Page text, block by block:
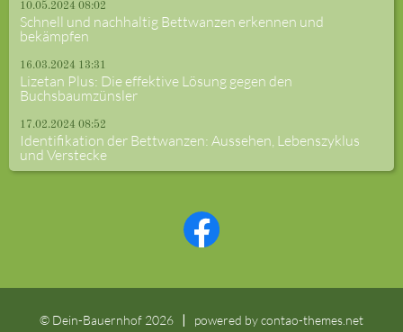
10.05.2024 08:02
Schnell und nachhaltig Bettwanzen erkennen und
bekämpfen
16.03.2024 13:31
Lizetan Plus: Die effektive Lösung gegen den
Buchsbaumzünsler
17.02.2024 08:52
Identifikation der Bettwanzen: Aussehen, Lebenszyklus
und Verstecke
© Dein-Bauernhof 2026 powered bycontao-themes.net